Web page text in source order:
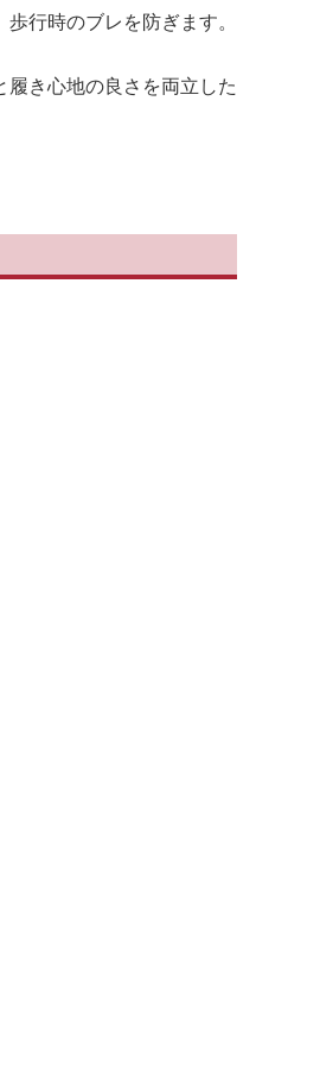
行時のブレを防ぎます。
き心地の良さを両立した